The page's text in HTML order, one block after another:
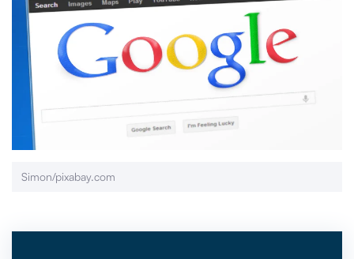
Simon/pixabay.com